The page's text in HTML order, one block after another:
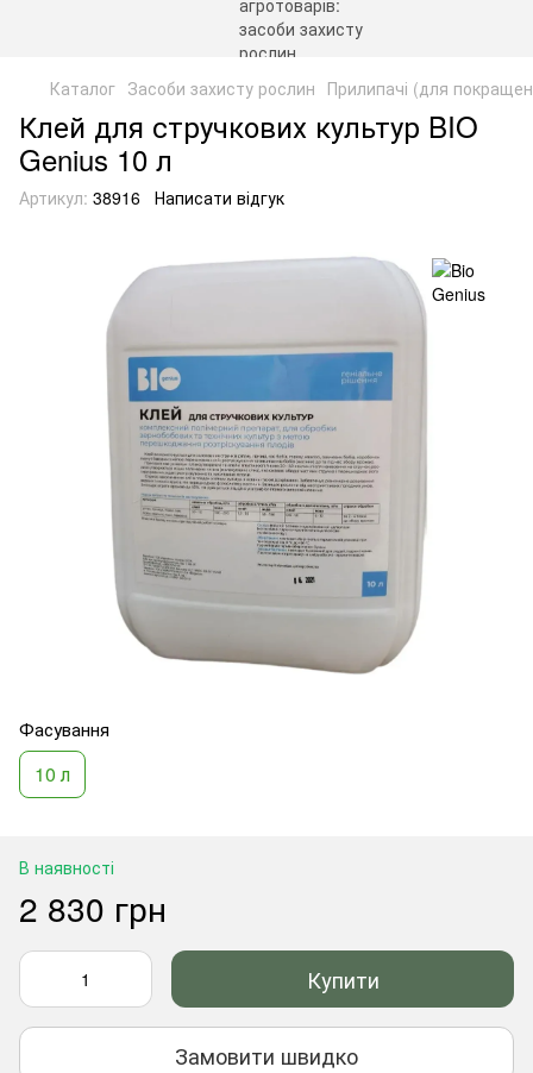
Каталог Засоби захисту рослин Прилипачі (для
Клей для стручкових культур BIO
Genius 10 л
Артикул: 38916 Написати відгук
Фасування
10 л
В наявності
2 830 грн
Купити
Замовити швидко